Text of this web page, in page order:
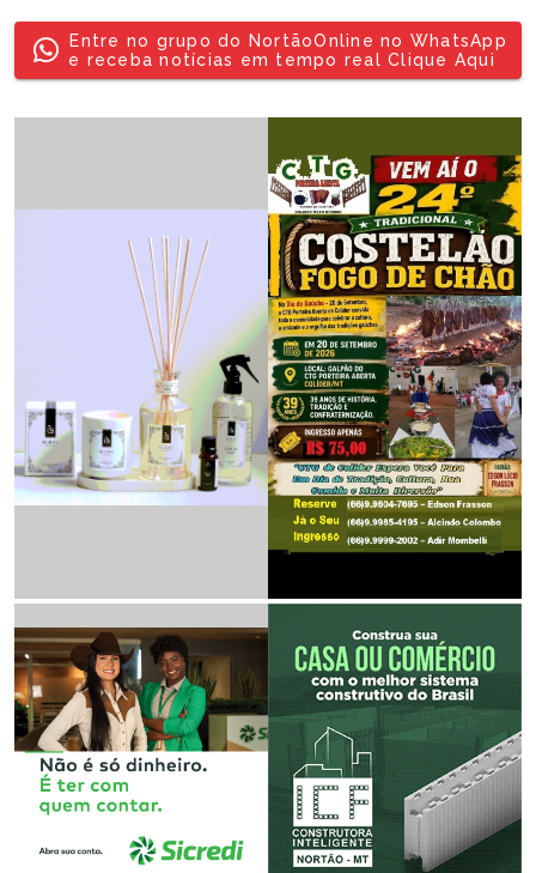
Entre no grupo do NortãoOnline no WhatsApp
e receba notícias em tempo real Clique Aqui